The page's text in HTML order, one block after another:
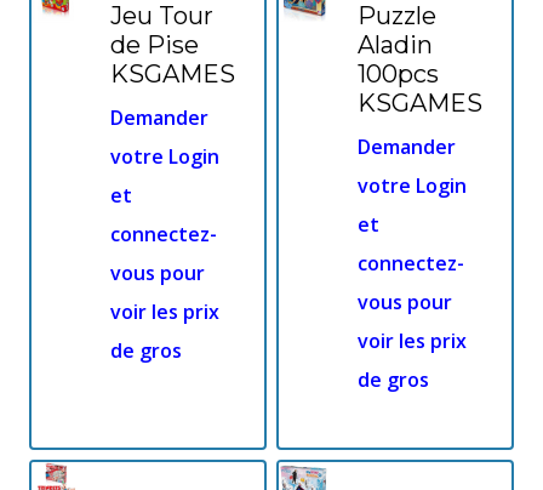
Jeu Tour
de Pise
KSGAMES
Demander
votre Login
et
connectez-
vous pour
voir les prix
de gros
Puzzle
Aladin
100pcs
KSGAMES
Demander
votre Login
et
connectez-
vous pour
voir les prix
de gros